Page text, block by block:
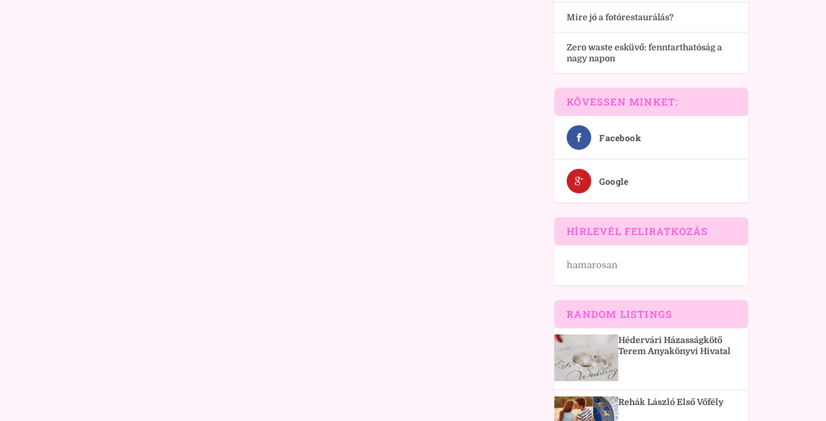
Mire jó a fotórestaurálás?
Zero waste esküvő: fenntarthatóság a
nagy napon
KÖVESSEN MINKET:
Facebook
Google
HÍRLEVÉL FELIRATKOZÁS
hamarosan
RANDOM LISTINGS
Hédervári Házasságkötő
Terem Anyakönyvi Hivatal
Rehák László Első Vőfély